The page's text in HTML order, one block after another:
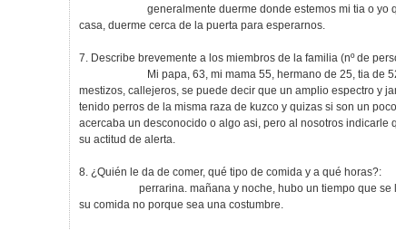
generalmente duerme donde estemos mi tia o yo que
casa, duerme cerca de la puerta para esperarnos.
7. Describe brevemente a los miembros de la familia (nº de
Mi papa, 63, mi mama 55, hermano de 25, tia de 52,
mestizos, callejeros, se puede decir que un amplio espectro y
tenido perros de la misma raza de kuzco y quizas si son un
acercaba un desconocido o algo asi, pero al nosotros
su actitud de alerta.
8. ¿Quién le da de comer, qué tipo de comida y a qué horas?:
perrarina. mañana y noche, hubo un tiempo que se le
su comida no porque sea una costumbre.